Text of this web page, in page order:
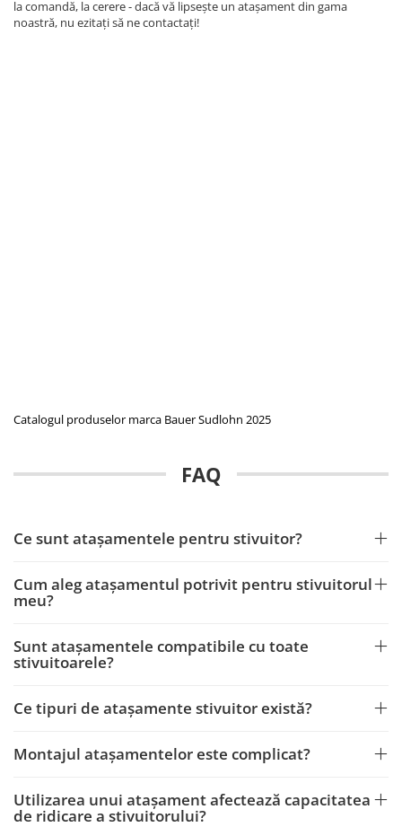
la comandă, la cerere - dacă vă lipsește un atașament din gama
noastră, nu ezitați să ne contactați!
Catalogul produselor marca Bauer Sudlohn 2025
FAQ
Ce sunt atașamentele pentru stivuitor?
Cum aleg atașamentul potrivit pentru stivuitorul
meu?
Sunt atașamentele compatibile cu toate
stivuitoarele?
Ce tipuri de atașamente stivuitor există?
Montajul atașamentelor este complicat?
Utilizarea unui atașament afectează capacitatea
de ridicare a stivuitorului?